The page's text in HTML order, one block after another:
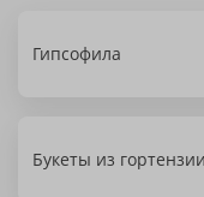
Гипсофила
Букеты из гортензии